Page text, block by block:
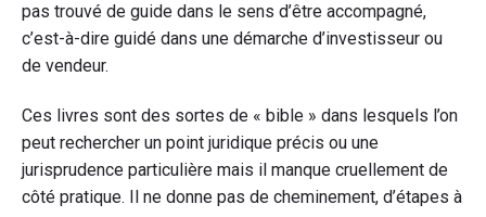
pas trouvé de guide dans le sens d’être accompagné,
c’est-à-dire guidé dans une démarche d’investisseur ou
de vendeur.
Ces livres sont des sortes de « bible » dans lesquels l’on
peut rechercher un point juridique précis ou une
jurisprudence particulière mais il manque cruellement de
côté pratique. Il ne donne pas de cheminement, d’étapes à